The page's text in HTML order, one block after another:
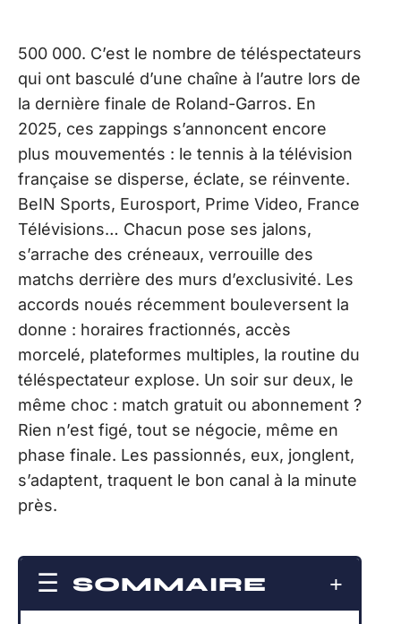
500 000. C’est le nombre de téléspectateurs
qui ont basculé d’une chaîne à l’autre lors de
la dernière finale de Roland-Garros. En
2025, ces zappings s’annoncent encore
plus mouvementés : le tennis à la télévision
française se disperse, éclate, se réinvente.
BeIN Sports, Eurosport, Prime Video, France
Télévisions… Chacun pose ses jalons,
s’arrache des créneaux, verrouille des
matchs derrière des murs d’exclusivité. Les
accords noués récemment bouleversent la
donne : horaires fractionnés, accès
morcelé, plateformes multiples, la routine du
téléspectateur explose. Un soir sur deux, le
même choc : match gratuit ou abonnement ?
Rien n’est figé, tout se négocie, même en
phase finale. Les passionnés, eux, jonglent,
s’adaptent, traquent le bon canal à la minute
près.
SOMMAIRE